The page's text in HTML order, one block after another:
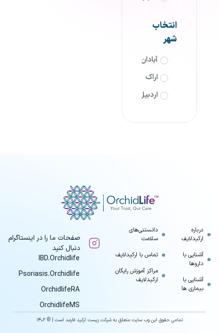
پگاژن
سیناتروپین
سینال اف
سینوپار
سینورا
ماسیزا
ملیتاید
نوواریا
انتخاب
شهر
آبادان
اراک
اردبیل
تبریز
جهرم
جیرفت
خرم‌آباد
رفسنجان
درباره
ارکیدلایف
آشنایی با
داروها
آشنایی با
بیماری ها
دانستنی‌های
سلامت
تماس با ارکیدلایف
مراکز آموزش رایگان
ارکیدلایف
صفحات ما را در اینستاگرام
دنبال کنید
IBD.Orchidlife
Psoriasis.Orchidlife
OrchidlifeRA
OrchidlifeMS
تمامی حقوق این وب سایت متعلق به شرکت زیست ارکید فارمد است | © ۱۴۰۲